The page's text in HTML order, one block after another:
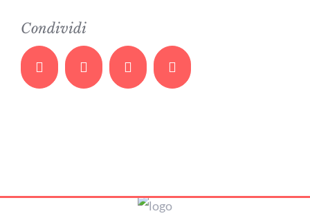
Condividi
Facebook Twitter Whatsapp Email